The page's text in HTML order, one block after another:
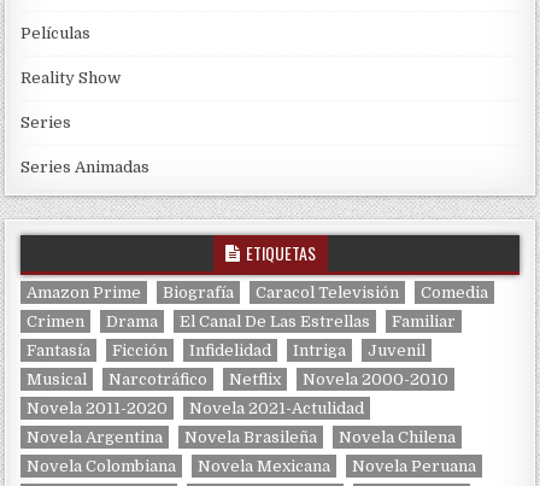
Películas
Reality Show
Series
Series Animadas
ETIQUETAS
Amazon Prime Biografía Caracol Televisión
Comedia
Crimen
Drama El Canal De Las Estrellas
Familiar
Fantasía
Ficción Infidelidad Intriga
Juvenil
Musical
Narcotráfico Netflix
Novela 2000-2010
Novela 2011-2020
Novela 2021-Actulidad
Novela Argentina
Novela Brasileña
Novela Chilena
Novela Colombiana
Novela Mexicana Novela Peruana